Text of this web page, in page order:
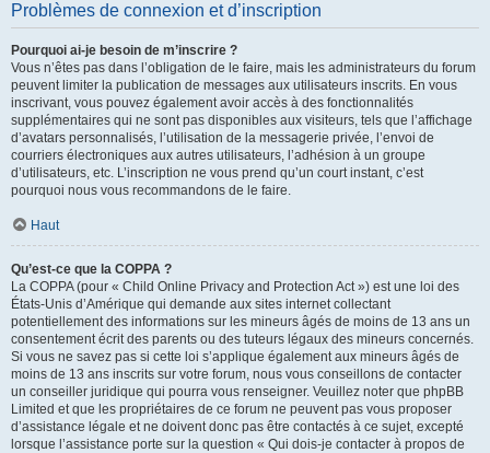
Problèmes de connexion et d’inscription
Pourquoi ai-je besoin de m’inscrire ?
Vous n’êtes pas dans l’obligation de le faire, mais les administrateurs du forum
peuvent limiter la publication de messages aux utilisateurs inscrits. En vous
inscrivant, vous pouvez également avoir accès à des fonctionnalités
supplémentaires qui ne sont pas disponibles aux visiteurs, tels que l’affichage
d’avatars personnalisés, l’utilisation de la messagerie privée, l’envoi de
courriers électroniques aux autres utilisateurs, l’adhésion à un groupe
d’utilisateurs, etc. L’inscription ne vous prend qu’un court instant, c’est
pourquoi nous vous recommandons de le faire.
Haut
Qu’est-ce que la COPPA ?
La COPPA (pour « Child Online Privacy and Protection Act ») est une loi des
États-Unis d’Amérique qui demande aux sites internet collectant
potentiellement des informations sur les mineurs âgés de moins de 13 ans un
consentement écrit des parents ou des tuteurs légaux des mineurs concernés.
Si vous ne savez pas si cette loi s’applique également aux mineurs âgés de
moins de 13 ans inscrits sur votre forum, nous vous conseillons de contacter
un conseiller juridique qui pourra vous renseigner. Veuillez noter que phpBB
Limited et que les propriétaires de ce forum ne peuvent pas vous proposer
d’assistance légale et ne doivent donc pas être contactés à ce sujet, excepté
lorsque l’assistance porte sur la question « Qui dois-je contacter à propos de